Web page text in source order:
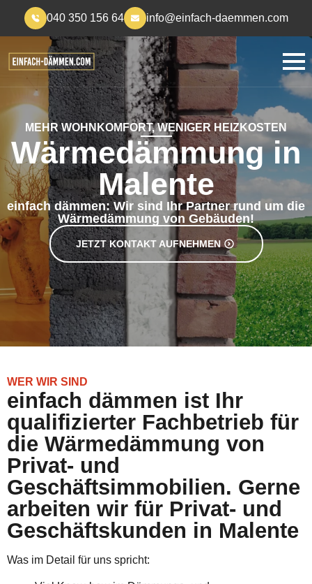
040 350 156 64 info@einfach-daemmen.com
MEHR WOHNKOMFORT, WENIGER HEIZKOSTEN
Wärmedämmung in
Malente
einfach dämmen: Wir sind Ihr Partner rund um die
Wärmedämmung von Gebäuden!
JETZT KONTAKT AUFNEHMEN
WER WIR SIND
einfach dämmen ist Ihr
qualifizierter Fachbetrieb für
die Wärmedämmung von
Privat- und
Geschäftsimmobilien. Gerne
arbeiten wir für Privat- und
Geschäftskunden in Malente
Was im Detail für uns spricht: